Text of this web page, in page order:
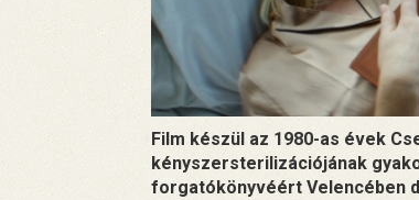
Film készül az 1980-as évek
kényszersterilizációjának
forgatókönyvéért Velencében